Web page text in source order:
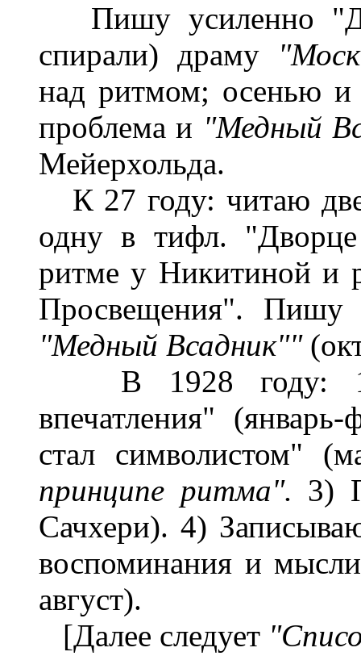
Пишу усиленно
спирали) драму
над ритмом; осенью
проблема и "Медный
Мейерхольда.
К 27 году: читаю
одну в тифл.
ритме у Никитиной и
Просвещения". Пишу
"Медный Всадник""
В 1928 году: 1)
впечатления"
стал символистом"
принципе ритма". 3)
Сачхери). 4)
воспоминания и
август).
[Далее следует